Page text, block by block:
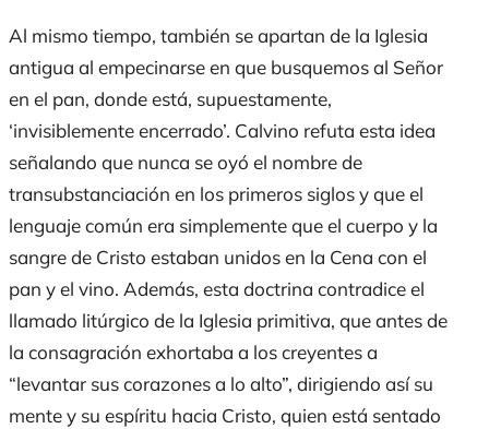
Al mismo tiempo, también se apartan de la Iglesia
antigua al empecinarse en que busquemos al Señor
en el pan, donde está, supuestamente,
‘invisiblemente encerrado’. Calvino refuta esta idea
señalando que nunca se oyó el nombre de
transubstanciación en los primeros siglos y que el
lenguaje común era simplemente que el cuerpo y la
sangre de Cristo estaban unidos en la Cena con el
pan y el vino. Además, esta doctrina contradice el
llamado litúrgico de la Iglesia primitiva, que antes de
la consagración exhortaba a los creyentes a
“levantar sus corazones a lo alto”, dirigiendo así su
mente y su espíritu hacia Cristo, quien está sentado